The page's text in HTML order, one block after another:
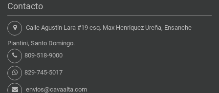
Contacto
Calle Agustín Lara #19 esq. Max Henríquez Ureña, Ensanche
Piantini, Santo Domingo.
809-518-9000
829-745-5017
envios@cavaalta.com